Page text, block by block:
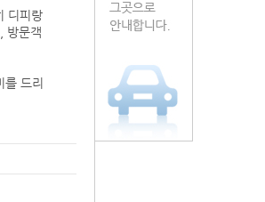
디피랑
방문객
를 드리